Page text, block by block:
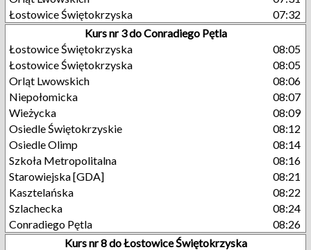
Łostowice Świętokrzyska
07:32
Kurs nr 3 do Conradiego Pętla
Łostowice Świętokrzyska
08:05
Łostowice Świętokrzyska
08:05
Orląt Lwowskich
08:06
Niepołomicka
08:07
Wieżycka
08:09
Osiedle Świętokrzyskie
08:12
Osiedle Olimp
08:14
Szkoła Metropolitalna
08:16
Starowiejska [GDA]
08:21
Kasztelańska
08:22
Szlachecka
08:24
Conradiego Pętla
08:26
Kurs nr 8 do Łostowice Świętokrzyska